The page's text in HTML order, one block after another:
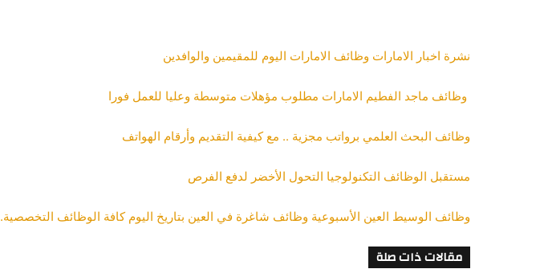
نشرة اخبار الامارات وظائف الامارات اليوم للمقيمين والوافدين
وظائف ماجد الفطيم الامارات مطلوب مؤهلات متوسطة وعليا للعمل فورا
وظائف البحث العلمي برواتب مجزية .. مع كيفية التقديم وأرقام الهواتف
مستقبل الوظائف التكنولوجيا التحول الأخضر لدفع الفرص
وظائف الوسيط العين الأسبوعية وظائف شاغرة في العين بتاريخ اليوم كافة الوظائف التخصصية.
مقالات ذات صلة